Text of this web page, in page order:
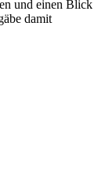
und einen Blick
damit